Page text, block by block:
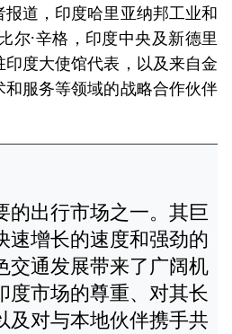
道，印度哈里亚纳邦工业和
尔·辛格，印度中央及新德里
度大使馆代表，以及来自金
服务等领域的战略合作伙伴
的出行市场之一。其巨
速增长的速度和强劲的
交通发展带来了广阔机
度市场的尊重、对其长
及对与本地伙伴携手共